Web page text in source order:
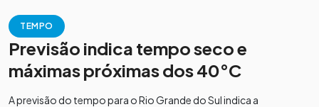
TEMPO
Previsão indica tempo seco e
máximas próximas dos 40°C
A previsão do tempo para o Rio Grande do Sul indica a